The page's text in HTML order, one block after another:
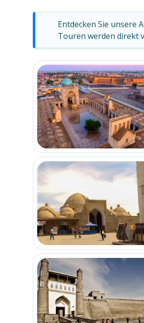
Entdecken Sie unsere
Touren werden direkt